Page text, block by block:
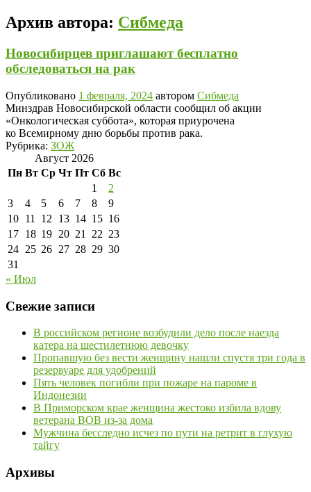
Архив автора: Сибмеда
Новосибирцев приглашают бесплатно
обследоваться на рак
Опубликовано 1 февраля, 2024 автором Сибмеда
Минздрав Новосибирской области сообщил об акции
«Онкологическая суббота», которая приурочена
ко Всемирному дню борьбы против рака.
Рубрика: ЗОЖ
Август 2026
Пн Вт Ср Чт Пт Сб Вс
1
2
3
4 5 6 7 8
9
10 11 12 13 14 15 16
17 18 19 20 21 22 23
24 25 26 27 28 29 30
31
« Июл
Свежие записи
В российском регионе возбудили дело после наезда
катера на шестилетнюю девочку
Пропавшую без вести женщину нашли спустя три года в
резервуаре для удобрений
Пять человек погибли при пожаре на пароме в
Индонезии
В Приморском крае женщина жестоко избила вдову
ветерана ВОВ из-за дома
Мужчина бесследно исчез по пути на ретрит в глухую
тайгу
Архивы